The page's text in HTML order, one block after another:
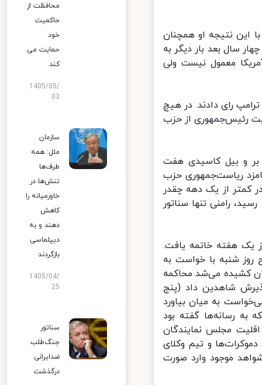
این نتیجه او همچنان
سال بعد بار دیگر به
معمول نیست ولی
ترامپ رای دادند. در هیچ
رئیس‌جمهوری از حزب
بر و بیل کاسیدی هفت
ریاست‌جمهوری حزب
کمتر از یک دهه چقدر
رامنی تنها سناتور
هفته خاتمه یافت.
شنبه با خواست به
کشیده می‌شد محاکمه
مجلس سنا ۵۵ به ۴۵ رای به پذیرش شاهدین داد (پنج
می‌خواست به میان بیاورد
رسانه‌ها گفته بود
مجلس نمایندگان
و تیم وکلای
موجود وارد صورت
محافظت از
حاکمیت
خود
حمایت می
کند
1405/05/
03
سازمان
ملل: همه
طرف‌ها
تنش‌ها در
خاورمیانه را
کاهش
دهند و به
دیپلماسی
بازگردند
1405/04/
25
سناتور
جنگ‌طلب
ضدایرانی
درگذشت